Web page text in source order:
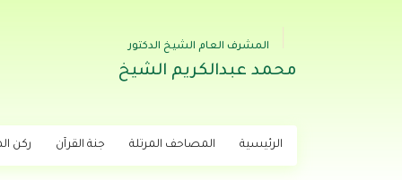
المشرف العام الشيخ الدكتور
محمد عبدالكريم الشيخ
الرئيسية المصاحف المرتلة جنة القرآن ركن